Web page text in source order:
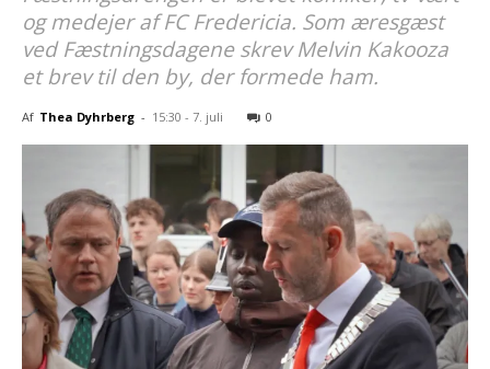
og medejer af FC Fredericia. Som æresgæst
ved Fæstningsdagene skrev Melvin Kakooza
et brev til den by, der formede ham.
Af Thea Dyhrberg - 15:30 - 7. juli 0